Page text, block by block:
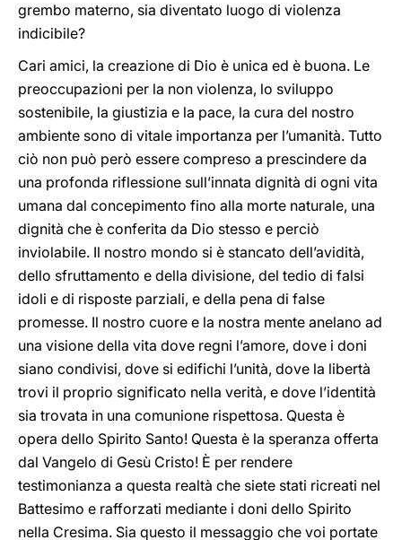
grembo materno, sia diventato luogo di violenza
indicibile?
Cari amici, la creazione di Dio è unica ed è buona. Le
preoccupazioni per la non violenza, lo sviluppo
sostenibile, la giustizia e la pace, la cura del nostro
ambiente sono di vitale importanza per l’umanità. Tutto
ciò non può però essere compreso a prescindere da
una profonda riflessione sull’innata dignità di ogni vita
umana dal concepimento fino alla morte naturale, una
dignità che è conferita da Dio stesso e perciò
inviolabile. Il nostro mondo si è stancato dell’avidità,
dello sfruttamento e della divisione, del tedio di falsi
idoli e di risposte parziali, e della pena di false
promesse. Il nostro cuore e la nostra mente anelano ad
una visione della vita dove regni l’amore, dove i doni
siano condivisi, dove si edifichi l’unità, dove la libertà
trovi il proprio significato nella verità, e dove l’identità
sia trovata in una comunione rispettosa. Questa è
opera dello Spirito Santo! Questa è la speranza offerta
dal Vangelo di Gesù Cristo! È per rendere
testimonianza a questa realtà che siete stati ricreati nel
Battesimo e rafforzati mediante i doni dello Spirito
nella Cresima. Sia questo il messaggio che voi portate